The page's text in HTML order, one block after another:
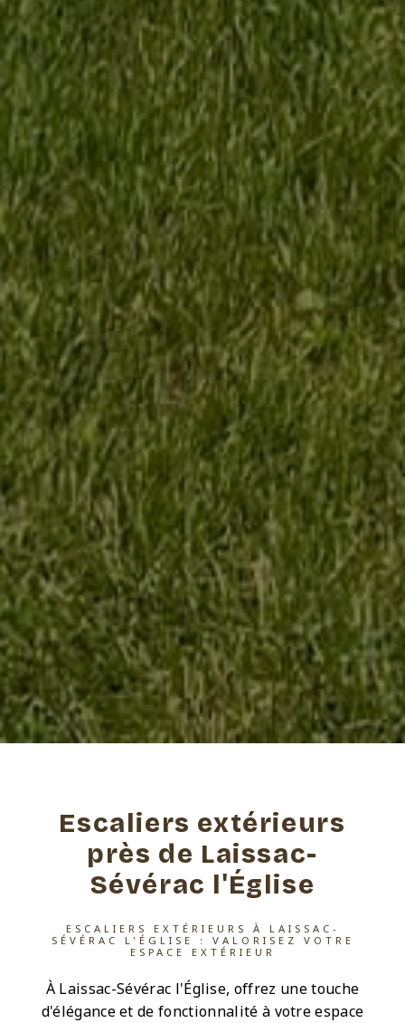
Escaliers extérieurs
près de Laissac-
Sévérac l'Église
ESCALIERS EXTÉRIEURS À LAISSAC-
SÉVÉRAC L'ÉGLISE : VALORISEZ VOTRE
ESPACE EXTÉRIEUR
À Laissac-Sévérac l'Église, offrez une touche
d'élégance et de fonctionnalité à votre espace